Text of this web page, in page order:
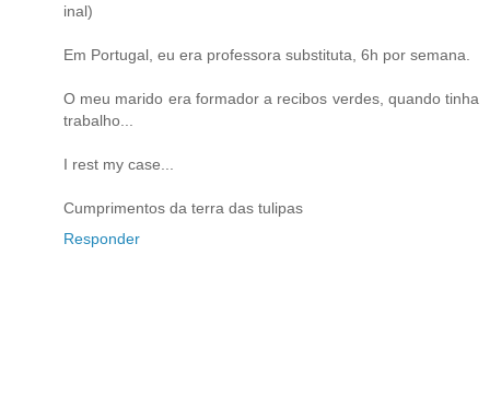
inal)
Em Portugal, eu era professora substituta, 6h por semana.
O meu marido era formador a recibos verdes, quando tinha
trabalho...
I rest my case...
Cumprimentos da terra das tulipas
Responder